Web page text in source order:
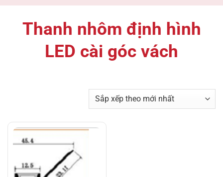
Thanh nhôm định hình
LED cài góc vách